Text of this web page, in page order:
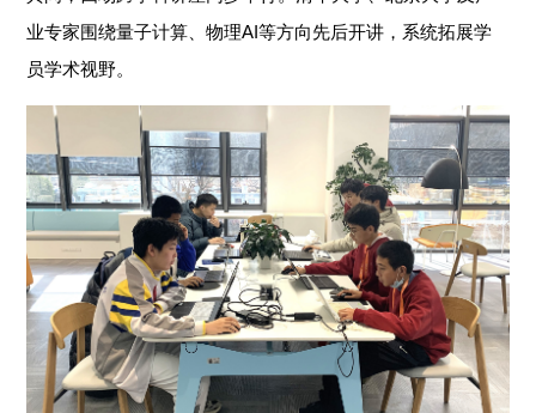
业专家围绕量子计算、物理AI等方向先后开讲，系统拓展学
员学术视野。